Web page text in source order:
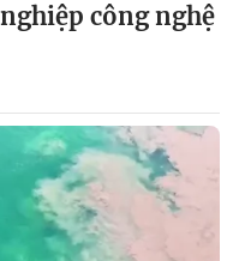
công nghệ